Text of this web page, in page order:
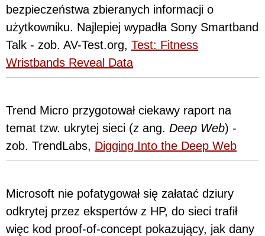
bezpieczeństwa zbieranych informacji o
użytkowniku. Najlepiej wypadła Sony Smartband
Talk - zob. AV-Test.org, Test: Fitness
Wristbands Reveal Data
Trend Micro przygotował ciekawy raport na
temat tzw. ukrytej sieci (z ang. Deep Web) -
zob. TrendLabs, Digging Into the Deep Web
Microsoft nie pofatygował się załatać dziury
odkrytej przez ekspertów z HP, do sieci trafił
więc kod proof-of-concept pokazujący, jak dany